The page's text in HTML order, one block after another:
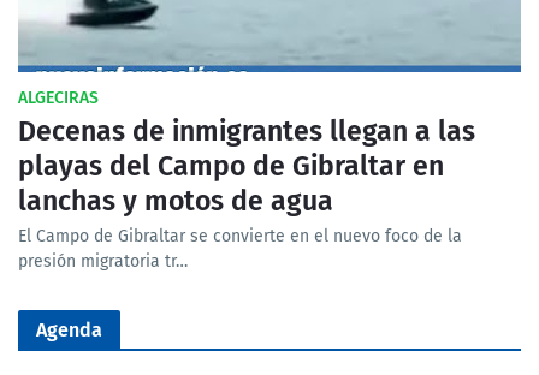
ALGECIRAS
Decenas de inmigrantes llegan a las
playas del Campo de Gibraltar en
lanchas y motos de agua
El Campo de Gibraltar se convierte en el nuevo foco de la
presión migratoria tr…
Agenda